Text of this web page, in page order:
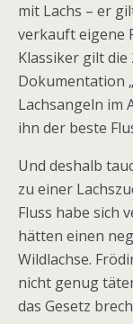
mit Lachs – er
verkauft eigene
Klassiker gilt die
Dokumentation
Lachsangeln im
ihn der beste
Und deshalb
zu einer
Fluss habe sich
hätten einen
Wildlachse.
nicht genug
das Gesetz